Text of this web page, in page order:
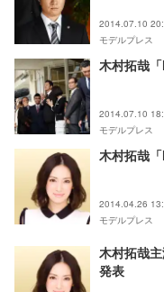
2014.07.10
モデルプレス
木村拓哉
2014.07.10
モデルプレス
木村拓哉
2014.04.26
モデルプレス
木村拓哉
発表